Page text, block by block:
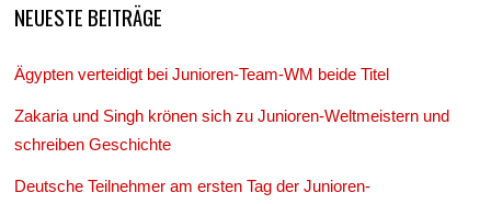
NEUESTE BEITRÄGE
Ägypten verteidigt bei Junioren-Team-WM beide Titel
Zakaria und Singh krönen sich zu Junioren-Weltmeistern und
schreiben Geschichte
Deutsche Teilnehmer am ersten Tag der Junioren-